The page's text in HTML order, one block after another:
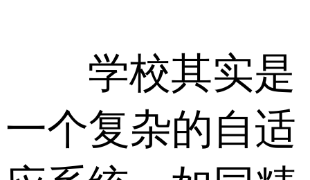
学校其实是
一个复杂的自适